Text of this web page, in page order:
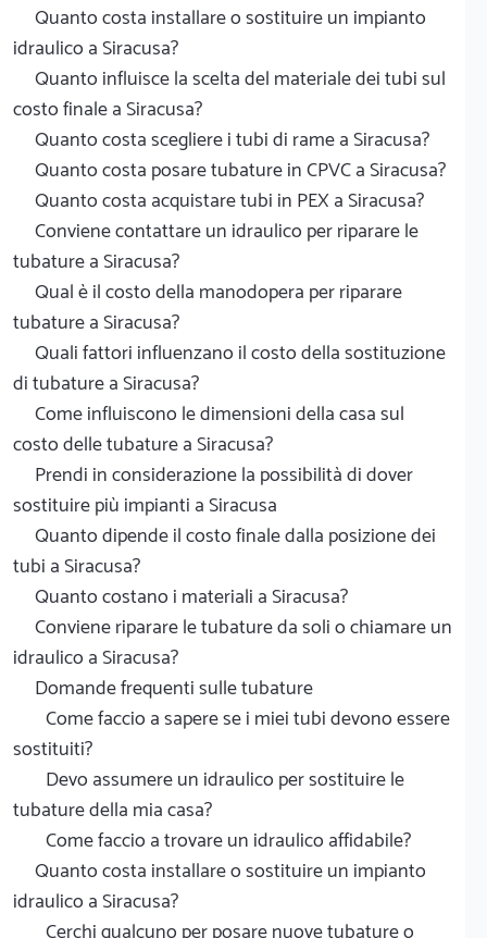
Quanto costa installare o sostituire un impianto
idraulico a Siracusa?
Quanto influisce la scelta del materiale dei tubi sul
costo finale a Siracusa?
Quanto costa scegliere i tubi di rame a Siracusa?
Quanto costa posare tubature in CPVC a Siracusa?
Quanto costa acquistare tubi in PEX a Siracusa?
Conviene contattare un idraulico per riparare le
tubature a Siracusa?
Qual è il costo della manodopera per riparare
tubature a Siracusa?
Quali fattori influenzano il costo della sostituzione
di tubature a Siracusa?
Come influiscono le dimensioni della casa sul
costo delle tubature a Siracusa?
Prendi in considerazione la possibilità di dover
sostituire più impianti a Siracusa
Quanto dipende il costo finale dalla posizione dei
tubi a Siracusa?
Quanto costano i materiali a Siracusa?
Conviene riparare le tubature da soli o chiamare un
idraulico a Siracusa?
Domande frequenti sulle tubature
Come faccio a sapere se i miei tubi devono essere
sostituiti?
Devo assumere un idraulico per sostituire le
tubature della mia casa?
Come faccio a trovare un idraulico affidabile?
Quanto costa installare o sostituire un impianto
idraulico a Siracusa?